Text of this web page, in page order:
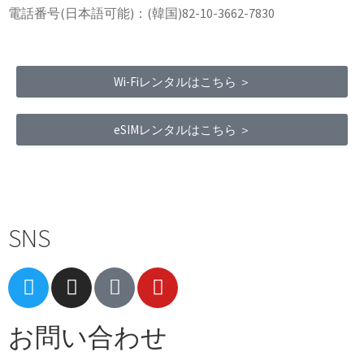
電話番号(日本語可能)：(韓国)82-10-3662-7830
Wi-Fiレンタルはこちら ＞
eSIMレンタルはこちら ＞
SNS
お問い合わせ